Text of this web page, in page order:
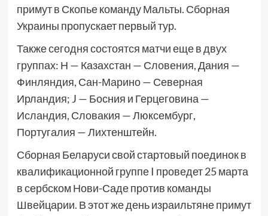
примут в Скопье команду Мальты. Сборная
Украины пропускает первый тур.
Также сегодня состоятся матчи еще в двух
группах: Н — Казахстан — Словения, Дания —
Финляндия, Сан-Марино — Северная
Ирландия; J — Босния и Герцеговина —
Исландия, Словакия — Люксембург,
Португалия — Лихтенштейн.
Сборная Беларуси свой стартовый поединок в
квалификационной группе I проведет 25 марта
в сербском Нови-Саде против команды
Швейцарии. В этот же день израильтяне примут